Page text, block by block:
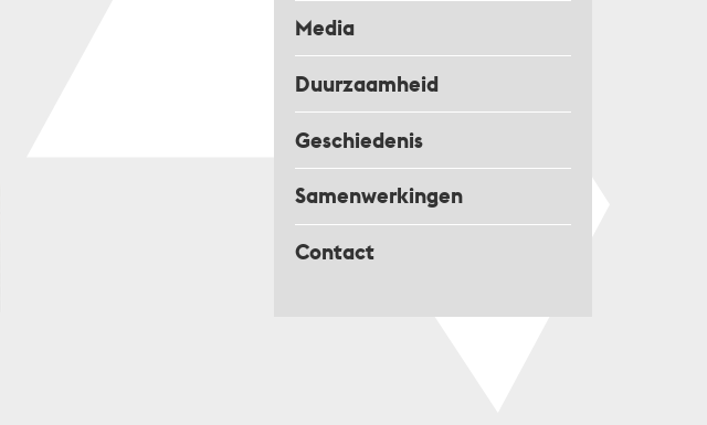
Media
Duurzaamheid
Geschiedenis
Samenwerkingen
Contact